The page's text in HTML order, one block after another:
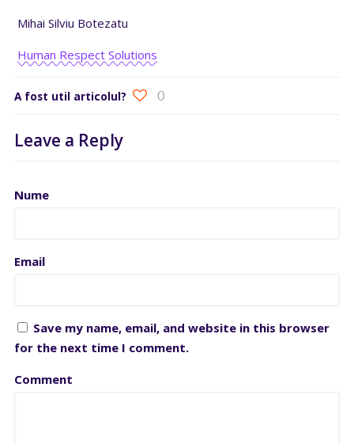
Mihai Silviu Botezatu
Human Respect Solutions
A fost util articolul? 0
Leave a Reply
Nume
Email
Save my name, email, and website in this browser
for the next time I comment.
Comment